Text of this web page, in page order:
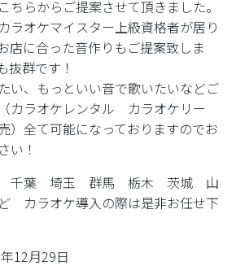
ちらからご提案させて頂きました。
ラオケマイスター上級資格者が居り
店に合った音作りもご提案致しま
抜群です！
い、もっといい音で歌いたいなどご
カラオケレンタル カラオケリー
全て可能になっておりますのでお
い！
千葉 埼玉 群馬 栃木 茨城 山
ラオケ導入の際は是非お任せ下
12月29日